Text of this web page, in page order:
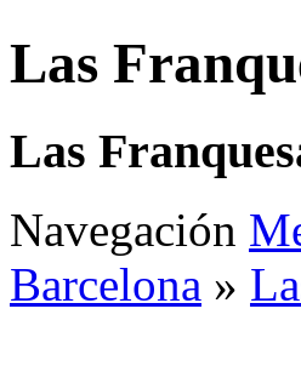
Las
Las
Navegación
Barcelona »